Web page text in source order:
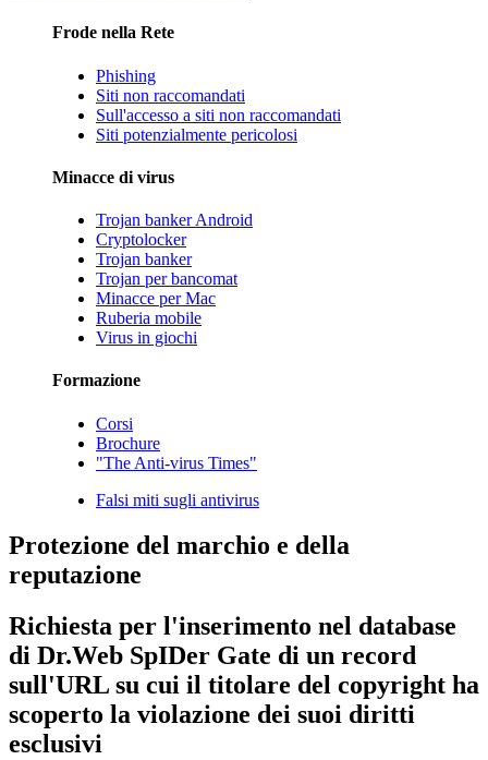
Frode nella Rete
Phishing
Siti non raccomandati
Sull'accesso a siti non raccomandati
Siti potenzialmente pericolosi
Minacce di virus
Trojan banker Android
Cryptolocker
Trojan banker
Trojan per bancomat
Minacce per Mac
Ruberia mobile
Virus in giochi
Formazione
Corsi
Brochure
"The Anti-virus Times"
Falsi miti sugli antivirus
Protezione del marchio e della
reputazione
Richiesta per l'inserimento nel database
di Dr.Web SpIDer Gate di un record
sull'URL su cui il titolare del copyright ha
scoperto la violazione dei suoi diritti
esclusivi